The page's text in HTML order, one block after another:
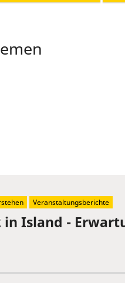
in Island -
Veranstaltungsberichte